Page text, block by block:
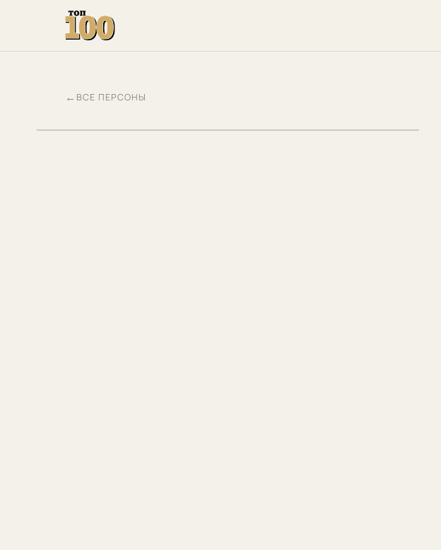
← ВСЕ ПЕРСОНЫ